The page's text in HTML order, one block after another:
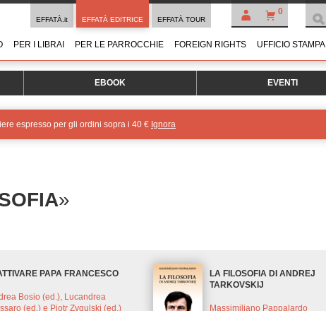
0
EFFATÀ.it EFFATÀ EDITRICE EFFATÀ TOUR
PER I LIBRAI PER LE PARROCCHIE FOREIGN RIGHTS UFFICIO STAMPA
EBOOK EVENTI
espresso per gli ordini sopra i 40 € Ignora
»
PAPA FRANCESCO
Bosio (ed.), Lucandrea
(ed.) e Piotr Zygulski (ed.)
LA FILOSOFIA DI ANDREJ
TARKOVSKIJ
Massimiliano Pappalardo